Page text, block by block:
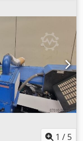
4.
de
DW 1 – Offset
UV IST 7.
de inversão de
2 / 6 cores
Unidade de
DW 4 –
Offset 11.
UV IST 12.
e
1 / 5